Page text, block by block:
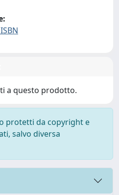
a questo prodotto.
protetti da copyright e
salvo diversa